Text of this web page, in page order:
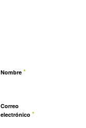
Nombre *
Correo
electrónico *